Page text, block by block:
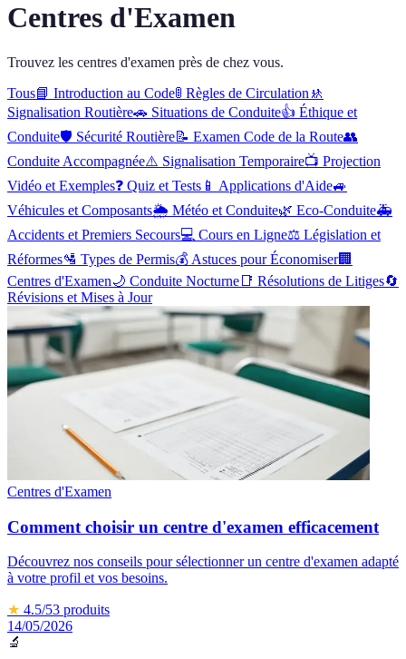
Centres d'Examen
Trouvez les centres d'examen près de chez vous.
Tous📘 Introduction au Code🚦 Règles de Circulation 🚸
Signalisation Routière🚗 Situations de Conduite👍 Éthique et
Conduite🛡️ Sécurité Routière📝 Examen Code de la Route👥
Conduite Accompagnée⚠️ Signalisation Temporaire📺 Projection
Vidéo et Exemples❓ Quiz et Tests 📱 Applications d'Aide🚙
Véhicules et Composants🌦️ Météo et Conduite🌿 Eco-Conduite🚑
Accidents et Premiers Secours💻 Cours en Ligne⚖️ Législation et
Réformes🛂 Types de Permis💰 Astuces pour Économiser🏢
Centres d'Examen🌙 Conduite Nocturne 📑 Résolutions de Litiges🔄
Révisions et Mises à Jour
Centres d'Examen
Comment choisir un centre d'examen efficacement
Découvrez nos conseils pour sélectionner un centre d'examen adapté
à votre profil et vos besoins.
★ 4.5/53 produits
14/05/2026
🔬